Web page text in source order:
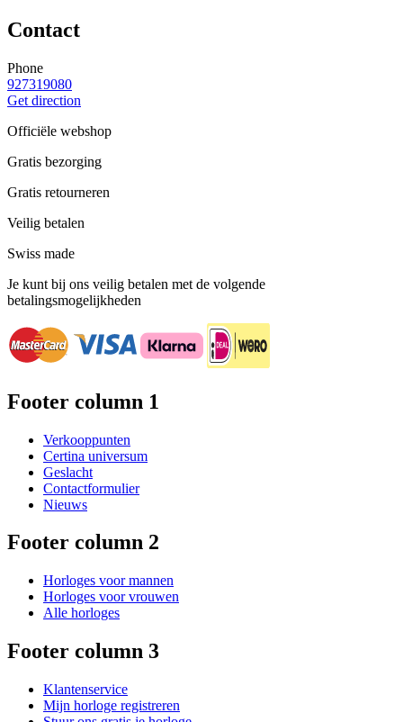
Contact
Phone
927319080
Get direction
Officiële webshop
Gratis bezorging
Gratis retourneren
Veilig betalen
Swiss made
Je kunt bij ons veilig betalen met de volgende
betalingsmogelijkheden
Footer column 1
Verkooppunten
Certina universum
Geslacht
Contactformulier
Nieuws
Footer column 2
Horloges voor mannen
Horloges voor vrouwen
Alle horloges
Footer column 3
Klantenservice
Mijn horloge registreren